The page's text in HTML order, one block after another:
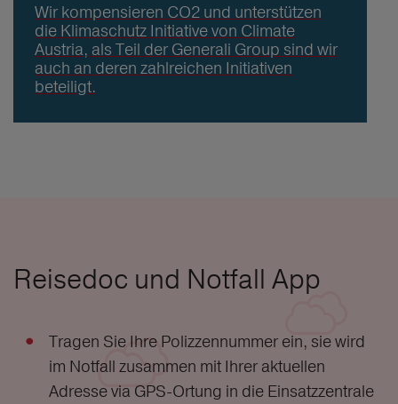
Wir kompensieren CO2 und unterstützen
die Klimaschutz Initiative von Climate
Austria, als Teil der Generali Group sind wir
auch an deren zahlreichen Initiativen
beteiligt.
Reisedoc und Notfall App
Tragen Sie Ihre Polizzennummer ein, sie wird
im Notfall zusammen mit Ihrer aktuellen
Adresse via GPS-Ortung in die Einsatzzentrale